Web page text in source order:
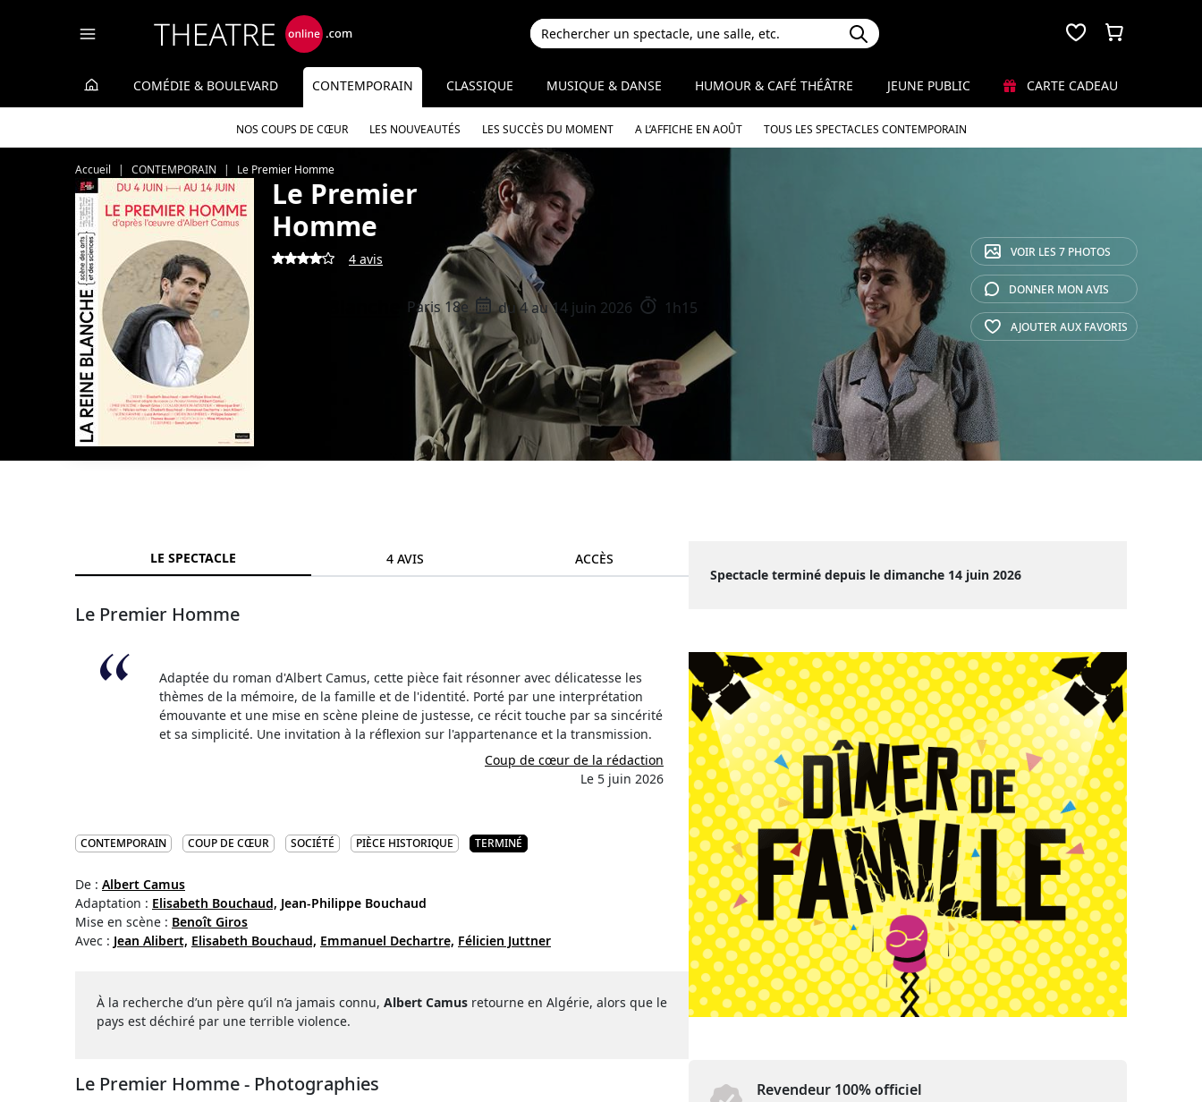
COMÉDIE & BOULEVARD CONTEMPORAIN
NOS COUPS DE CŒUR LES NOUVEAUTÉS LES SUCCÈS DU MOMENT A L’AFFICHE EN AOÛT TOUS LES SPECTACLES CONTEMPORAIN
CLASSIQUE MUSIQUE & DANSE HUMOUR & CAFÉ THÉÂTRE JEUNE PUBLIC CARTE CADEAU
Accueil CONTEMPORAIN Le Premier Homme
Le Premier
Homme
4 avis
Paris 18e du 4 au 14 juin 2026 1h15
VOIR LES 7 PHOTOS
DONNER MONAVIS
AJOUTER AUX FAVORIS
LE SPECTACLE 4 AVIS ACCÈS
Le Premier Homme
Adaptée du roman d'Albert Camus, cette pièce fait résonner avec délicatesse les
thèmes de la mémoire, de la famille et de l'identité. Porté par une interprétation
émouvante et une mise en scène pleine de justesse, ce récit touche par sa sincérité
et sa simplicité. Une invitation à la réflexion sur l'appartenance et la transmission.
Coup de cœur de la rédaction
Le 5 juin 2026
CONTEMPORAIN COUP DE CŒUR SOCIÉTÉ PIÈCE HISTORIQUE TERMINÉ
De : Albert Camus
Adaptation : Elisabeth Bouchaud, Jean-Philippe Bouchaud
Mise en scène : Benoît Giros
Avec : Jean Alibert, Elisabeth Bouchaud, Emmanuel Dechartre, Félicien Juttner
À la recherche d’un père qu’il n’a jamais connu, Albert Camus retourne en Algérie, alors que le
pays est déchiré par une terrible violence.
Le Premier Homme - Photographies
Spectacle terminé depuis le dimanche 14 juin 2026
Revendeur 100% officiel